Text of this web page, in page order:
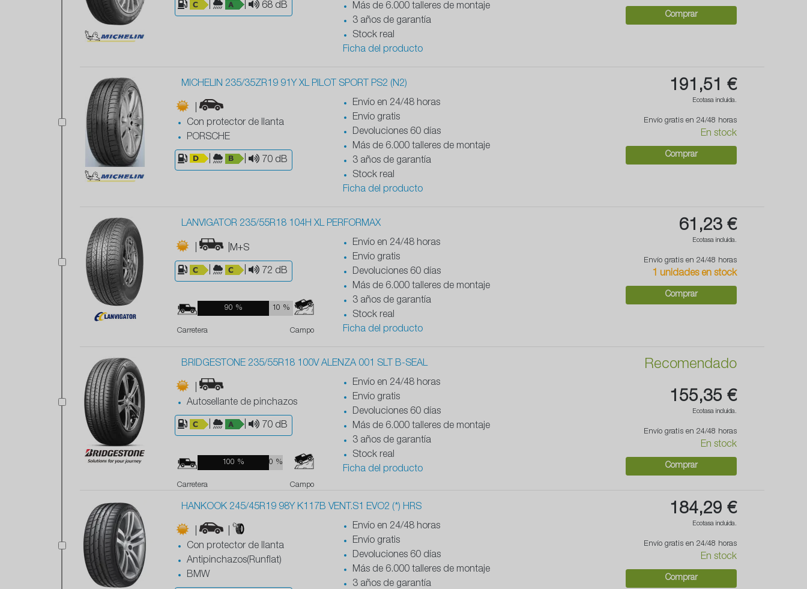
68 dB
Más de 6.000 talleres de montaje
3 años de garantía
Stock real
Ficha del producto
Comprar
MICHELIN 235/35ZR19 91Y XL PILOT SPORT PS2 (N2)
Con protector de llanta
PORSCHE
70 dB
Envío en 24/48 horas
Envío gratis
Devoluciones 60 días
Más de 6.000 talleres de montaje
3 años de garantía
Stock real
Ficha del producto
191,51 €
Ecotasa incluida.
Envío gratis en 24/48 horas
En stock
Comprar
LANVIGATOR 235/55R18 104H XL PERFORMAX
|M+S
72 dB
90 % 10 %
Carretera Campo
Envío en 24/48 horas
Envío gratis
Devoluciones 60 días
Más de 6.000 talleres de montaje
3 años de garantía
Stock real
Ficha del producto
61,23 €
Ecotasa incluida.
Envío gratis en 24/48 horas
1 unidades en stock
Comprar
BRIDGESTONE 235/55R18 100V ALENZA 001 SLT B-SEAL
Autosellante de pinchazos
70 dB
100 % 0 %
Carretera Campo
Envío en 24/48 horas
Envío gratis
Devoluciones 60 días
Más de 6.000 talleres de montaje
3 años de garantía
Stock real
Ficha del producto
Recomendado
155,35 €
Ecotasa incluida.
Envío gratis en 24/48 horas
En stock
Comprar
HANKOOK 245/45R19 98Y K117B VENT.S1 EVO2 (*) HRS
Con protector de llanta
Antipinchazos(Runflat)
BMW
Envío en 24/48 horas
Envío gratis
Devoluciones 60 días
Más de 6.000 talleres de montaje
3 años de garantía
184,29 €
Ecotasa incluida.
Envío gratis en 24/48 horas
En stock
Comprar